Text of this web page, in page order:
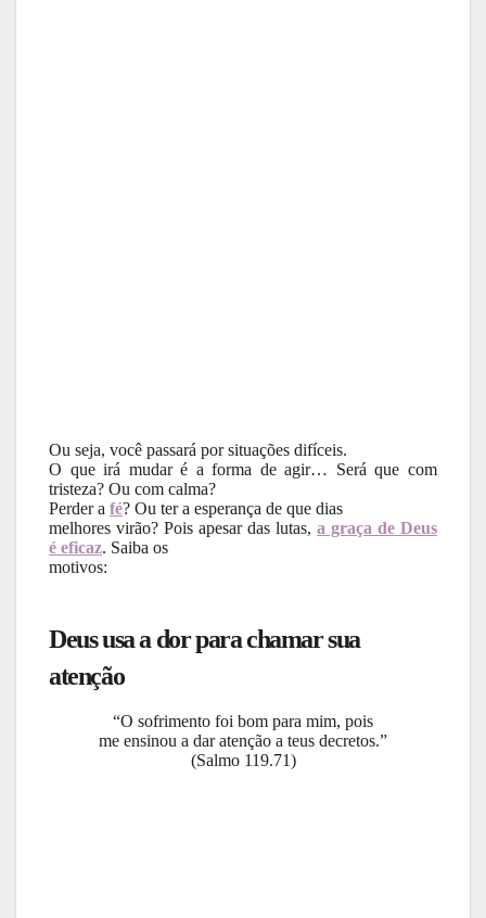
Ou seja, você passará por situações difíceis.
O que irá mudar é a forma de agir… Será que com
tristeza? Ou com calma?
Perder a fé? Ou ter a esperança de que dias
melhores virão? Pois apesar das lutas, a graça de Deus
é eficaz. Saiba os
motivos:
Deus usa a dor para chamar sua
atenção
“O sofrimento foi bom para mim, pois
me ensinou a dar atenção a teus decretos.”
(Salmo 119.71)